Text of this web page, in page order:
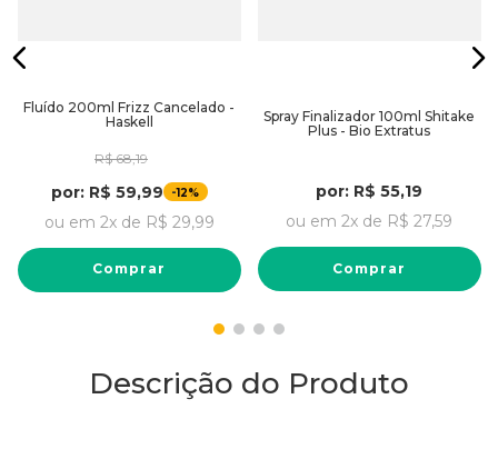
Fluído 200ml Frizz Cancelado -
Haskell
R$ 68,19
por: R$ 59,99 -12%
ou em 2x de R$ 29,99
Comprar
Spray Finalizador 100ml Shitake
Plus - Bio Extratus
por: R$ 55,19
ou em 2x de R$ 27,59
Comprar
Descrição do Produto